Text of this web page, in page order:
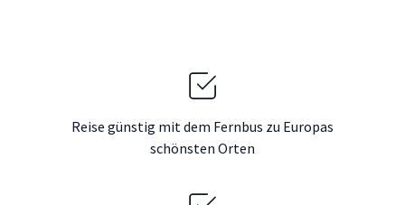
Reise günstig mit dem Fernbus zu Europas
schönsten Orten